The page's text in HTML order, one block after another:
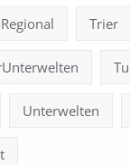
Trier
Unterwelten